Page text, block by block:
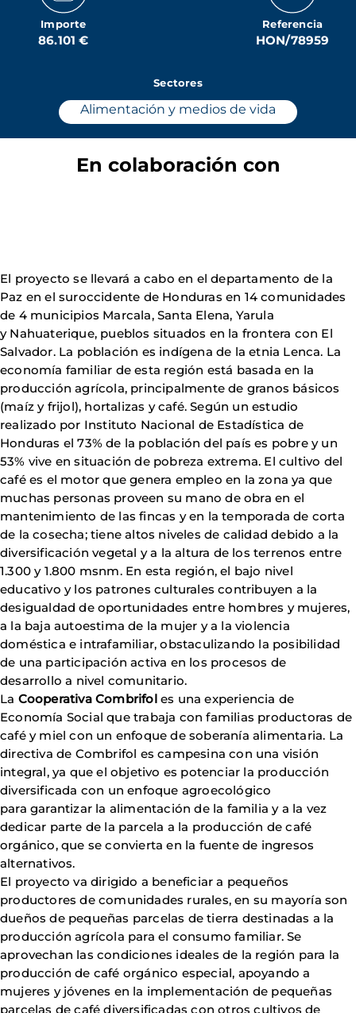
Importe
86.101 €
Referencia
HON/78959
Sectores
Alimentación y medios de vida
En colaboración con
El proyecto se llevará a cabo en el departamento de la
Paz en el suroccidente de Honduras en 14 comunidades
de 4 municipios Marcala, Santa Elena, Yarula
y Nahuaterique, pueblos situados en la frontera con El
Salvador. La población es indígena de la etnia Lenca. La
economía familiar de esta región está basada en la
producción agrícola, principalmente de granos básicos
(maíz y frijol), hortalizas y café. Según un estudio
realizado por Instituto Nacional de Estadística de
Honduras el 73% de la población del país es pobre y un
53% vive en situación de pobreza extrema. El cultivo del
café es el motor que genera empleo en la zona ya que
muchas personas proveen su mano de obra en el
mantenimiento de las fincas y en la temporada de corta
de la cosecha; tiene altos niveles de calidad debido a la
diversificación vegetal y a la altura de los terrenos entre
1.300 y 1.800 msnm. En esta región, el bajo nivel
educativo y los patrones culturales contribuyen a la
desigualdad de oportunidades entre hombres y mujeres,
a la baja autoestima de la mujer y a la violencia
doméstica e intrafamiliar, obstaculizando la posibilidad
de una participación activa en los procesos de
desarrollo a nivel comunitario.
La Cooperativa Combrifoles una experiencia de
Economía Social que trabaja con familias productoras de
café y miel con un enfoque de soberanía alimentaria. La
directiva de Combrifol es campesina con una visión
integral, ya que el objetivo es potenciar la producción
diversificada con un enfoque agroecológico
para garantizar la alimentación de la familia y a la vez
dedicar parte de la parcela a la producción de café
orgánico, que se convierta en la fuente de ingresos
alternativos.
El proyecto va dirigido a beneficiar a pequeños
productores de comunidades rurales, en su mayoría son
dueños de pequeñas parcelas de tierra destinadas a la
producción agrícola para el consumo familiar. Se
aprovechan las condiciones ideales de la región para la
producción de café orgánico especial, apoyando a
mujeres y jóvenes en la implementación de pequeñas
parcelas de café diversificadas con otros cultivos de